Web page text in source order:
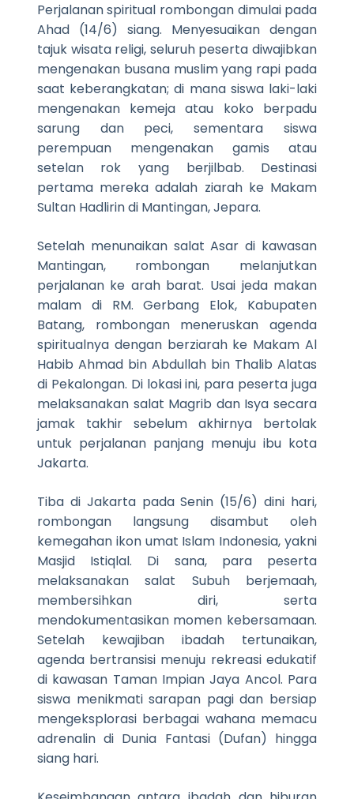
Perjalanan spiritual rombongan dimulai pada
Ahad (14/6) siang. Menyesuaikan dengan
tajuk wisata religi, seluruh peserta diwajibkan
mengenakan busana muslim yang rapi pada
saat keberangkatan; di mana siswa laki-laki
mengenakan kemeja atau koko berpadu
sarung dan peci, sementara siswa
perempuan mengenakan gamis atau
setelan rok yang berjilbab. Destinasi
pertama mereka adalah ziarah ke Makam
Sultan Hadlirin di Mantingan, Jepara.
Setelah menunaikan salat Asar di kawasan
Mantingan, rombongan melanjutkan
perjalanan ke arah barat. Usai jeda makan
malam di RM. Gerbang Elok, Kabupaten
Batang, rombongan meneruskan agenda
spiritualnya dengan berziarah ke Makam Al
Habib Ahmad bin Abdullah bin Thalib Alatas
di Pekalongan. Di lokasi ini, para peserta juga
melaksanakan salat Magrib dan Isya secara
jamak takhir sebelum akhirnya bertolak
untuk perjalanan panjang menuju ibu kota
Jakarta.
Tiba di Jakarta pada Senin (15/6) dini hari,
rombongan langsung disambut oleh
kemegahan ikon umat Islam Indonesia, yakni
Masjid Istiqlal. Di sana, para peserta
melaksanakan salat Subuh berjemaah,
membersihkan diri, serta
mendokumentasikan momen kebersamaan.
Setelah kewajiban ibadah tertunaikan,
agenda bertransisi menuju rekreasi edukatif
di kawasan Taman Impian Jaya Ancol. Para
siswa menikmati sarapan pagi dan bersiap
mengeksplorasi berbagai wahana memacu
adrenalin di Dunia Fantasi (Dufan) hingga
siang hari.